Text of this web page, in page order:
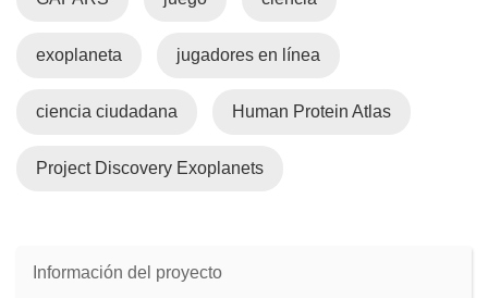
exoplaneta jugadores en línea
ciencia ciudadana Human Protein Atlas
Project Discovery Exoplanets
Información del proyecto